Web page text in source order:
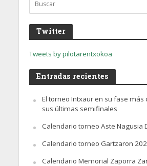
Twitter
Tweets by pilotarentxokoa
Entradas recientes
El torneo Intxaur en su fase más
sus últimas semifinales
Calendario torneo Aste Nagusia
Calendario torneo Gartzaron
Calendario Memorial Zaporra